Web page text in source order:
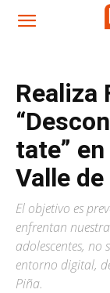
Realiza
tate”
Valle
El objetivo es
enfrentan
adolescentes, no
entorno digital,
Piña.